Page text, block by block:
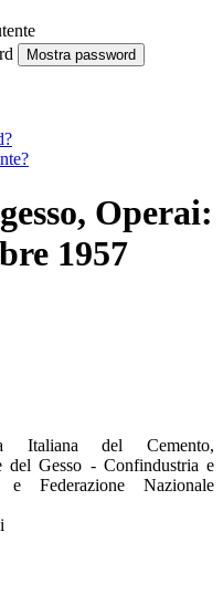
Mostra password
Operai:
1957
Italiana del Cemento,
del Gesso - Confindustria e
Federazione Nazionale